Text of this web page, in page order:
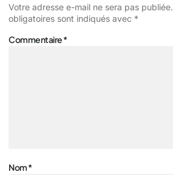
Votre adresse e-mail ne sera pas publiée.
obligatoires sont indiqués avec *
Commentaire*
Nom*